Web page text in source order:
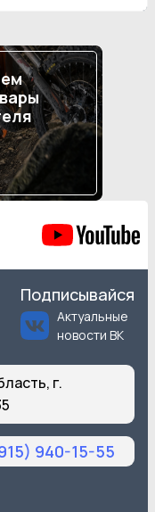
Подписывайся
Актуальные
новости ВК
г.
940-15-55